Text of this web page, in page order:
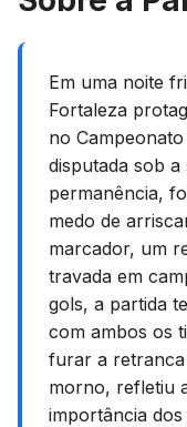
Em uma noite
Fortaleza
no
disputada sob
permanência,
medo de
marcador, um
travada em
gols, a partida
com ambos os
furar a retranca
morno, refletiu
importância